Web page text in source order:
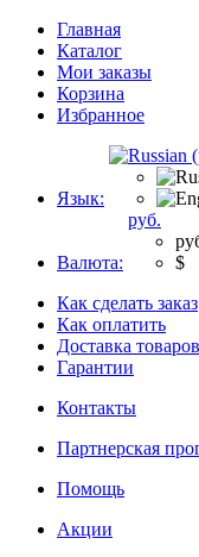
Главная
Каталог
Мои заказы
Корзина
Избранное
Язык:
Валюта:
руб.
$
Как сделать заказ
Как оплатить
Доставка товаров
Гарантии
Контакты
Партнерская
Помощь
Акции